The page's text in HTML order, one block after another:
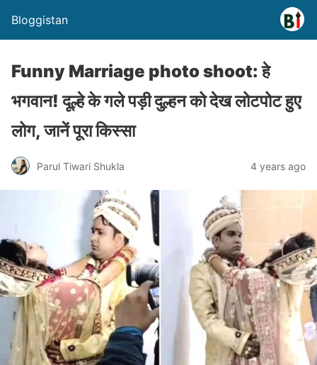
Bloggistan
Funny Marriage photo shoot: हे
भगवान! दूल्हे के गले पड़ी दुल्हन को देख लोटपोट हुए
लोग, जानें पूरा किस्सा
Parul Tiwari Shukla 4 years ago